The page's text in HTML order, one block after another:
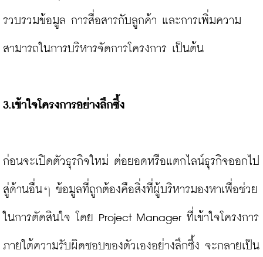
รวบรวมข้อมูล การสื่อสารกับลูกค้า และการเพิ่มความ
สามารถในการบริหารจัดการโครงการ เป็นต้น
3.เข้าใจโครงการอย่างลึกซึ้ง
ก่อนจะเปิดตัวธุรกิจใหม่ ต่อยอดหรือแตกไลน์ธุรกิจออกไป
สู่ด้านอื่นๆ ข้อมูลที่ถูกต้องคือสิ่งที่ผู้บริหารมองหาเพื่อช่วย
ในการตัดสินใจ โดย Project Manager ที่เข้าใจโครงการ
ภายใต้ความรับผิดชอบของตัวเองอย่างลึกซึ้ง จะกลายเป็น